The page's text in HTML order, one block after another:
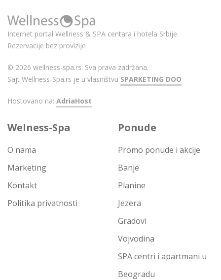
Internet portal Wellness & SPA centara i hotela Srbije.
Rezervacije bez provizije
© 2026 wellness-spa.rs. Sva prava zadržana.
Sajt Wellness-Spa.rs je u vlasništvu SPARKETING DOO
Hostovano na: AdriaHost
Welness-Spa
O nama
Marketing
Kontakt
Politika privatnosti
Ponude
Promo ponude i akcije
Banje
Planine
Jezera
Gradovi
Vojvodina
SPA centri i apartmani u
Beogradu